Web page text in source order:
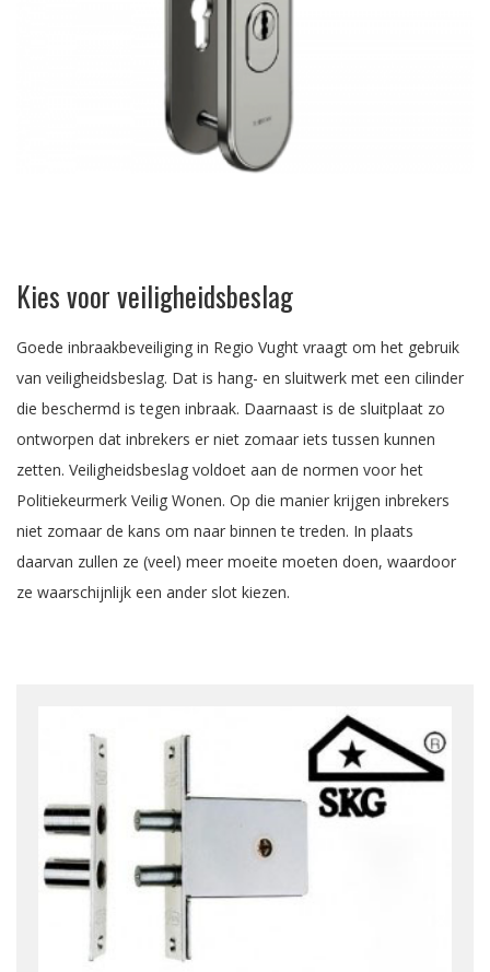
Kies voor veiligheidsbeslag
Goede inbraakbeveiliging in Regio Vught vraagt om het gebruik
van veiligheidsbeslag. Dat is hang- en sluitwerk met een cilinder
die beschermd is tegen inbraak. Daarnaast is de sluitplaat zo
ontworpen dat inbrekers er niet zomaar iets tussen kunnen
zetten. Veiligheidsbeslag voldoet aan de normen voor het
Politiekeurmerk Veilig Wonen. Op die manier krijgen inbrekers
niet zomaar de kans om naar binnen te treden. In plaats
daarvan zullen ze (veel) meer moeite moeten doen, waardoor
ze waarschijnlijk een ander slot kiezen.